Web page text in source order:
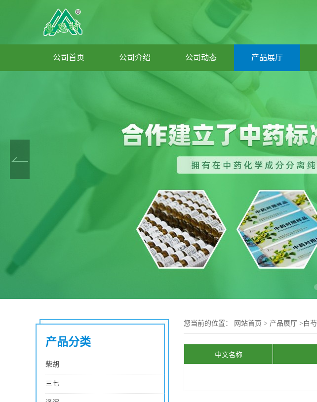
公司首页 公司介绍 公司动态 产品展厅
产品分类
柴胡
三七
您当前的位置： 网站首页 > 产品展厅 > 白芍
中文名称